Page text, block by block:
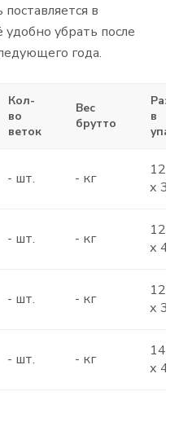
в
убрать после
года.
Кол-
во
веток
Вес
брутто
в
- шт. - кг
120
х
- шт. - кг
120
х
- шт. - кг
120
х
- шт. - кг
140
х